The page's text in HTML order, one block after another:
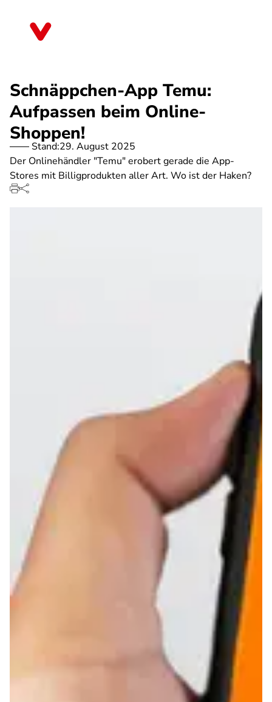
Schnäppchen-App Temu:
Aufpassen beim Online-
Shoppen!
Stand:29. August 2025
Der Onlinehändler "Temu" erobert gerade die App-
Stores mit Billigprodukten aller Art. Wo ist der Haken?